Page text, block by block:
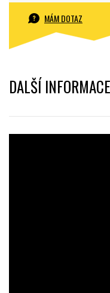
MÁM DOTAZ
DALŠÍ INFORMACE